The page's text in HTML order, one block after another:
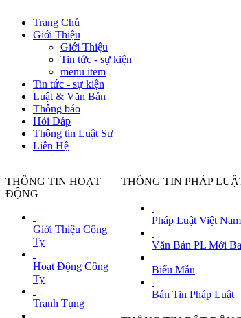
Trang Chủ
Giới Thiệu
Giới Thiệu
Tin tức - sự kiện
menu item
Tin tức - sự kiện
Luật & Văn Bản
Thông báo
Hỏi Đáp
Thông tin Luật Sư
Liên Hệ
THÔNG TIN HOẠT
ĐỘNG
Giới Thiệu Công
Ty
Hoạt Động Công
Ty
Tranh Tụng
THÔNG TIN PHÁP
Pháp Luật Việt Nam
Văn Bản PL Mới
Biểu Mẫu
Bản Tin Pháp Luật
G7 thống nhất lập
TTO - Thông cáo của
quán Trung Quốc ở
Ngày đăng tin: Mon, 14
Nhiều xã ở Bắc Ninh